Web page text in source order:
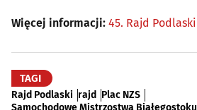
Więcej informacji: 45. Rajd Podlaski
TAGI
Rajd Podlaski rajd Plac NZS
Samochodowe Mistrzostwa Białegostoku